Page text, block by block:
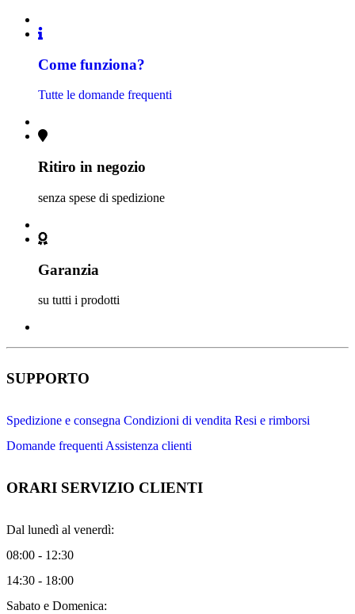
Come funziona?
Tutte le domande frequenti
Ritiro in negozio
senza spese di spedizione
Garanzia
su tutti i prodotti
SUPPORTO
Spedizione e consegna Condizioni di vendita Resi e rimborsi
Domande frequenti Assistenza clienti
ORARI SERVIZIO CLIENTI
Dal lunedì al venerdì:
08:00 - 12:30
14:30 - 18:00
Sabato e Domenica: